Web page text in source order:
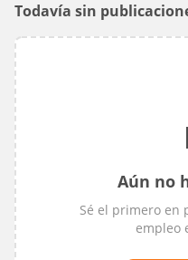
Todavía sin
Aún no
Sé el primero en
empleo